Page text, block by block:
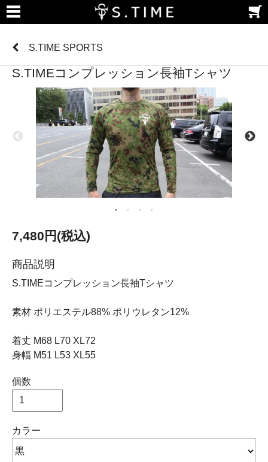
S.TIME SPORTS
S.TIMEコンプレッション長袖Tシャツ
7,480円(税込)
商品説明
S.TIMEコンプレッション長袖Tシャツ
素材 ポリエステル88% ポリウレタン12%
着丈 M68 L70 XL72
身幅 M51 L53 XL55
個数
カラー